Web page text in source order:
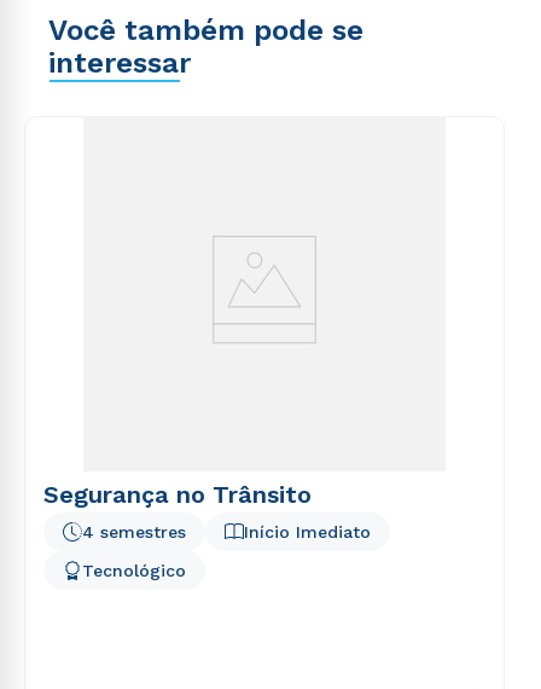
Você também pode se
interessar
Segurança no Trânsito
Início Imediato
4 semestres
Tecnológico